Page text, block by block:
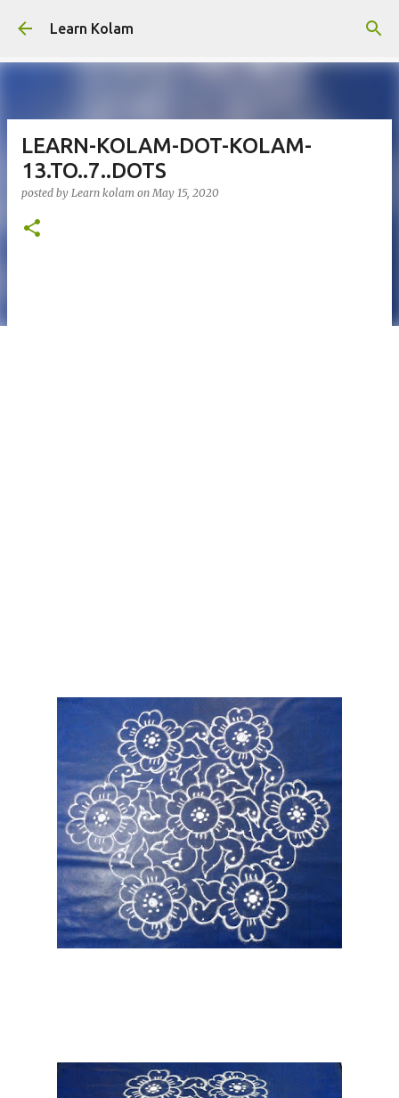
Learn Kolam
LEARN-KOLAM-DOT-KOLAM-
13.TO..7..DOTS
posted by Learn kolam onMay 15, 2020